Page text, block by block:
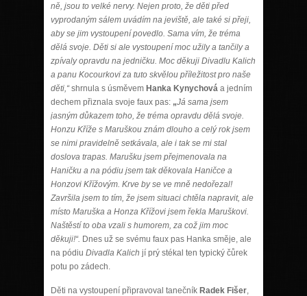
ně, jsou to velké nervy. Nejen proto, že děti před
vyprodaným sálem uvádím na jeviště, ale také si přeji,
aby se jim vystoupení povedlo. Sama vím, že tréma
dělá svoje. Děti si ale vystoupení moc užily a tančily a
zpívaly opravdu na jedničku. Moc děkuji Divadlu Kalich
a panu Kocourkovi za tuto skvělou příležitost pro naše
děti,“shrnula s úsměvem Hanka Kynychová a jedním
dechem přiznala svoje faux pas: „Já sama jsem
jasným důkazem toho, že tréma opravdu dělá svoje.
Honzu Kříže s Maruškou znám dlouho a celý rok jsem
se nimi pravidelně setkávala, ale i tak se mi stal
doslova trapas. Marušku jsem přejmenovala na
Haničku a na pódiu jsem tak děkovala Haničce a
Honzovi Křížovým. Krve by se ve mně nedořezal!
Završila jsem to tím, že jsem situaci chtěla napravit, ale
místo Maruška a Honza Křížovi jsem řekla Maruškovi.
Naštěstí to oba vzali s humorem, za což jim moc
děkuji!“. Dnes už se svému faux pas Hanka směje, ale
na pódiu Divadla Kalich jí prý stékal ten typický čůrek
potu po zádech.
Děti na vystoupení připravoval tanečník Radek Fišer,